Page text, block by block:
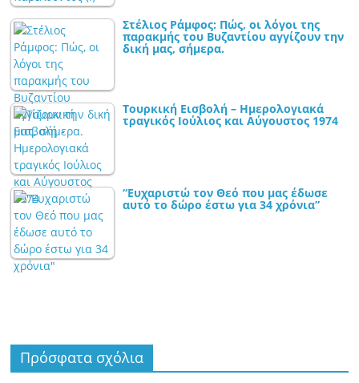
Στέλιος Ράμφος: Πώς, οι λόγοι της
παρακμής του Βυζαντίου αγγίζουν την
δική μας, σήμερα.
Τουρκική Εισβολή – Ημερολογιακά
τραγικός Ιούλιος και Αύγουστος 1974
“Ευχαριστώ τον Θεό που μας έδωσε
αυτό το δώρο έστω για 34 χρόνια”
Πρόσφατα σχόλια